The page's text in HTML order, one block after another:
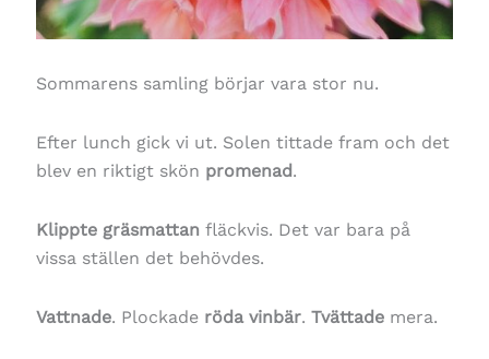
Sommarens samling börjar vara stor nu.
Efter lunch gick vi ut. Solen tittade fram och det
blev en riktigt skön promenad.
Klippte gräsmattan fläckvis. Det var bara på
vissa ställen det behövdes.
Vattnade. Plockade röda vinbär. Tvättademera.